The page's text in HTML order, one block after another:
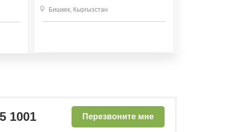
Бишкек, Кыргызстан
1001 Перезвоните мне